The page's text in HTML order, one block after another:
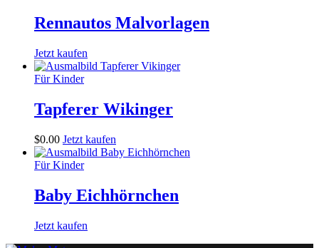
Rennautos Malvorlagen
Jetzt kaufen
Für Kinder
Tapferer Wikinger
$0.00 Jetzt kaufen
Für Kinder
Baby Eichhörnchen
Jetzt kaufen